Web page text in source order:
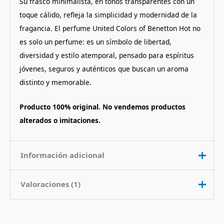
toque cálido, refleja la simplicidad y modernidad de la
fragancia. El perfume United Colors of Benetton Hot no
es solo un perfume: es un símbolo de libertad,
diversidad y estilo atemporal, pensado para espíritus
jóvenes, seguros y auténticos que buscan un aroma
distinto y memorable.
Producto 100% original. No vendemos productos
alterados o imitaciones.
Información adicional
Contenido
Valoraciones (1)